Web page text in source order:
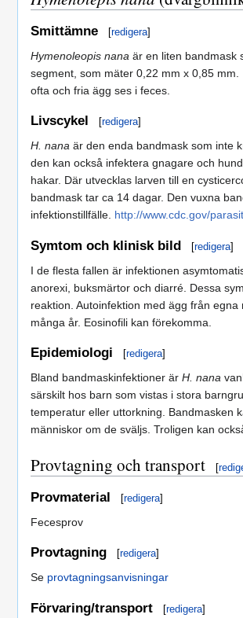
Smittämne [redigera]
Hymenoleopis nana är en liten bandmask
segment, som mäter 0,22 mm x 0,85
ofta och fria ägg ses i feces.
Livscykel [redigera]
H. nana är den enda bandmask som inte
den kan också infektera gnagare och
hakar. Där utvecklas larven till en
bandmask tar ca 14 dagar. Den vuxna
infektionstillfälle. http://www.cdc.gov/
Symtom och klinisk bild [redigera]
I de flesta fallen är infektionen
anorexi, buksmärtor och diarré. Dessa
reaktion. Autoinfektion med ägg från
många år. Eosinofili kan förekomma.
Epidemiologi [redigera]
Bland bandmaskinfektioner är H. nana
särskilt hos barn som vistas i stora
temperatur eller uttorkning. Bandmasken
människor om de sväljs. Troligen kan
Provtagning och transport [
Provmaterial [redigera]
Fecesprov
Provtagning [redigera]
Se provtagningsanvisningar
Förvaring/transport [redigera]